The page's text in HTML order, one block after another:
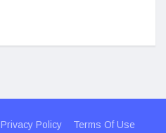
Privacy Policy Terms Of Use